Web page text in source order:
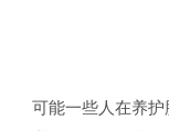
可能一些人在养